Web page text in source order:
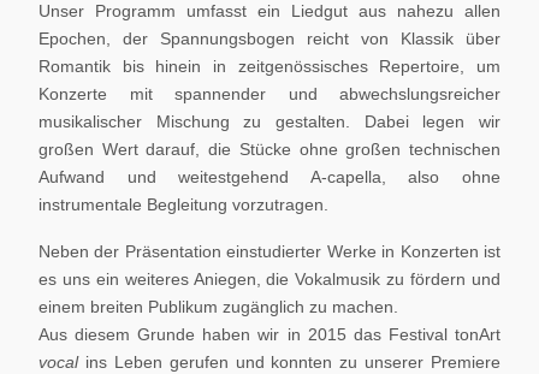
Unser Programm umfasst ein Liedgut aus nahezu allen
Epochen, der Spannungsbogen reicht von Klassik über
Romantik bis hinein in zeitgenössisches Repertoire, um
Konzerte mit spannender und abwechslungsreicher
musikalischer Mischung zu gestalten. Dabei legen wir
großen Wert darauf, die Stücke ohne großen technischen
Aufwand und weitestgehend A-capella, also ohne
instrumentale Begleitung vorzutragen.
Neben der Präsentation einstudierter Werke in Konzerten ist
es uns ein weiteres Aniegen, die Vokalmusik zu fördern und
einem breiten Publikum zugänglich zu machen.
Aus diesem Grunde haben wir in 2015 das Festival tonArt
vocal ins Leben gerufen und konnten zu unserer Premiere